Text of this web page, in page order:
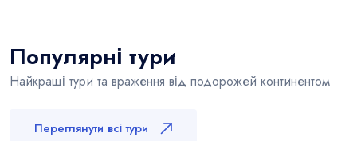
Популярні тури
Найкращі тури та враження від подорожей континентом
Переглянути всі тури